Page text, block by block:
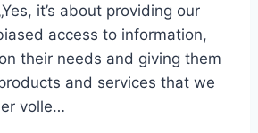
it’s about providing our
access to information,
their needs and giving them
and services that we
volle…